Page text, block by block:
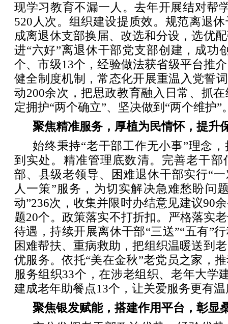
现学习教育不漏一人。去年开展结对帮
520人次。组织建设提质效。规范离退
成离退休支部换届、改选和分设，选优
进“六好”离退休干部党支部创建，成功
个、市级13个，经验做法获省级平台推
健全制度机制，常态化开展重温入党誓
动200余次，把思政教育融入日常、抓
定拥护“两个确立”、坚决做到“两个维护”
聚焦精准服务，厚植为民情怀，提升
始终秉持“老干部工作无小事”理念
到实处。精准管理底数清。完善老干部
部、县级老领导、困难退休干部实行“
人一策”服务，为切实解决急难愁盼问
动”236次，收集并限时办结意见建议90
题20个。政策落实不打折扣。严格落实
待遇，持续开展离休干部“三送”“五有”
困难帮扶、重病救助，把组织温暖送到
优服务。依托“美在金秋”老党员之家，
服务组织33个，在涉老组织、老年大学
建成老年助餐点13个，让关爱服务更有
聚焦银发赋能，搭建作用平台，彰显